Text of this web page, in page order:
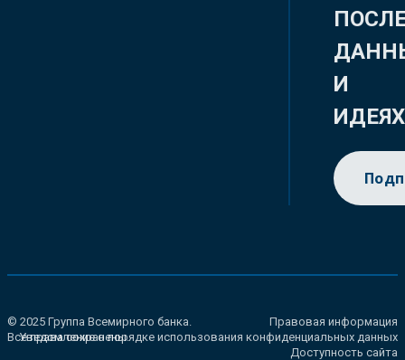
И
ИДЕЯХ
© 2025 Группа Всемирного банка.
Все права сохранены.
Правовая информация
Уведомление о порядке использования конфиденциальных данных
Доступность сайта